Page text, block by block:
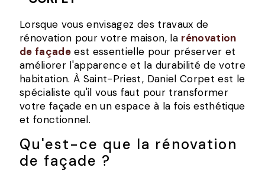
Lorsque vous envisagez des travaux de
rénovation pour votre maison, la rénovation
de façade est essentielle pour préserver et
améliorer l'apparence et la durabilité de votre
habitation. À Saint-Priest, Daniel Corpet est le
spécialiste qu'il vous faut pour transformer
votre façade en un espace à la fois esthétique
et fonctionnel.
Qu'est-ce que la rénovation
de façade ?